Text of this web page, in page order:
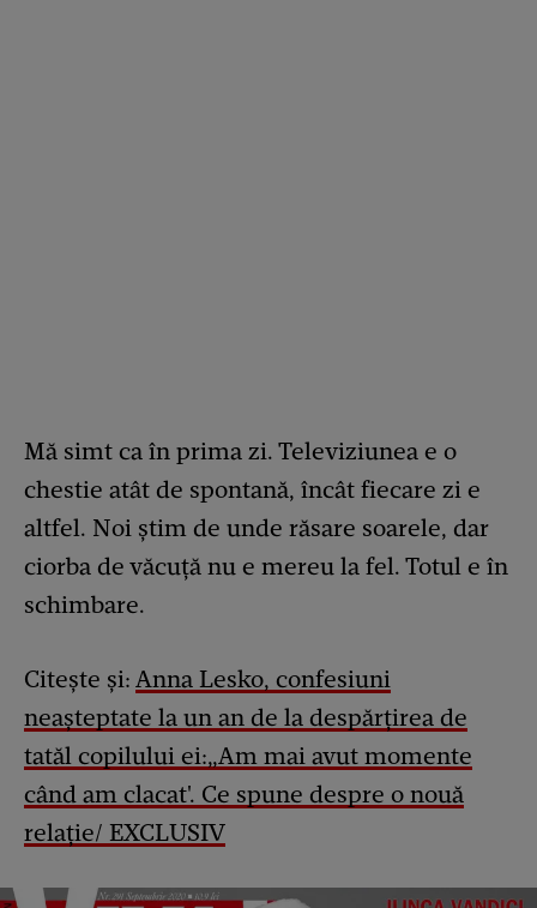
Mă simt ca în prima zi. Televiziunea e o
chestie atât de spontană, încât fiecare zi e
altfel. Noi știm de unde răsare soarele, dar
ciorba de văcuță nu e mereu la fel. Totul e în
schimbare.
Citește și: Anna Lesko, confesiuni
neașteptate la un an de la despărțirea de
tatăl copilului ei:„Am mai avut momente
când am clacat'. Ce spune despre o nouă
relație/ EXCLUSIV